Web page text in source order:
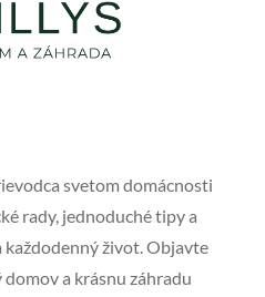
svetom domácnosti
rady, jednoduché tipy a
život. Objavte
a krásnu záhradu